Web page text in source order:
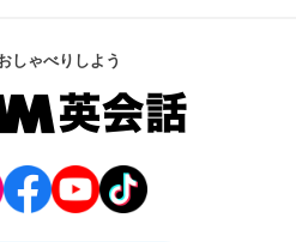
しゃべりしよう